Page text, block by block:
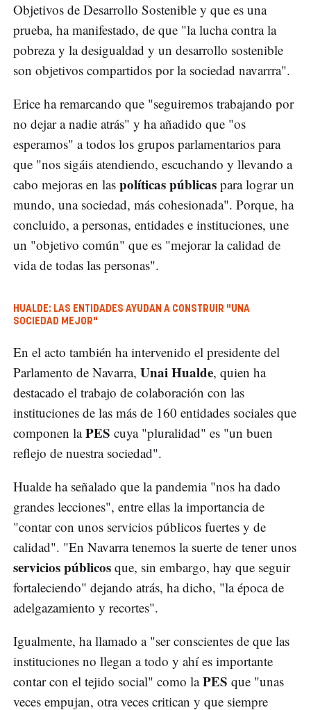
Objetivos de Desarrollo Sostenible y que es una
prueba, ha manifestado, de que "la lucha contra la
pobreza y la desigualdad y un desarrollo sostenible
son objetivos compartidos por la sociedad navarrra".
Erice ha remarcando que "seguiremos trabajando por
no dejar a nadie atrás" y ha añadido que "os
esperamos" a todos los grupos parlamentarios para
que "nos sigáis atendiendo, escuchando y llevando a
cabo mejoras en las políticas públicas para lograr un
mundo, una sociedad, más cohesionada". Porque, ha
concluido, a personas, entidades e instituciones, une
un "objetivo común" que es "mejorar la calidad de
vida de todas las personas".
HUALDE: LAS ENTIDADES AYUDAN A CONSTRUIR "UNA
SOCIEDAD MEJOR"
En el acto también ha intervenido el presidente del
Parlamento de Navarra, Unai Hualde, quien ha
destacado el trabajo de colaboración con las
instituciones de las más de 160 entidades sociales que
componen laPES cuya "pluralidad" es "un buen
reflejo de nuestra sociedad".
Hualde ha señalado que la pandemia "nos ha dado
grandes lecciones", entre ellas la importancia de
"contar con unos servicios públicos fuertes y de
calidad". "En Navarra tenemos la suerte de tener unos
servicios públicos que, sin embargo, hay que seguir
fortaleciendo" dejando atrás, ha dicho, "la época de
adelgazamiento y recortes".
Igualmente, ha llamado a "ser conscientes de que las
instituciones no llegan a todo y ahí es importante
contar con el tejido social" como laPES que "unas
veces empujan, otra veces critican y que siempre